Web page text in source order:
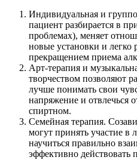
Индивидуальная и
пациент разбирается в
проблемах), меняет
новые установки и легко
прекращением приема
Арт-терапия и
творчеством позволяют
лучше понимать свои
напряжение и отвлечься
спиртном.
Семейная терапия.
могут принять участие в
научиться правильно
эффективно действовать